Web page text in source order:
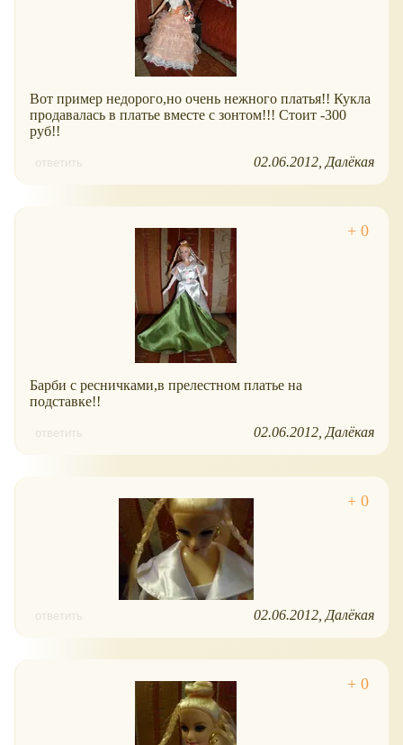
Вот пример недорого,но очень нежного платья!! Кукла
продавалась в платье вместе с зонтом!!! Стоит -300
руб!!
ответить 02.06.2012 Далёкая
Барби с ресничками,в прелестном платье на
подставке!!
ответить 02.06.2012 Далёкая
ответить 02.06.2012 Далёкая